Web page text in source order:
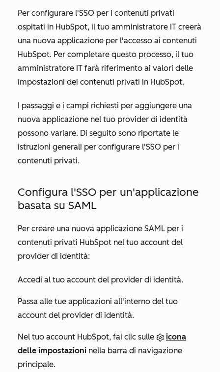
Per configurare l'SSO per i contenuti privati
ospitati in HubSpot, il tuo amministratore IT creerà
una nuova applicazione per l'accesso ai contenuti
HubSpot. Per completare questo processo, il tuo
amministratore IT farà riferimento ai valori delle
impostazioni dei contenuti privati in HubSpot.
I passaggi e i campi richiesti per aggiungere una
nuova applicazione nel tuo provider di identità
possono variare. Di seguito sono riportate le
istruzioni generali per configurare l'SSO per i
contenuti privati.
Configura l'SSO per un'applicazione
basata su SAML
Per creare una nuova applicazione SAML per i
contenuti privati HubSpot nel tuo account del
provider di identità:
Accedi al tuo account del provider di identità.
Passa alle tue applicazioni all'interno del tuo
account del provider di identità.
Nel tuo account HubSpot, fai clic sulle
icona
delle impostazioni nella barra di navigazione
principale.